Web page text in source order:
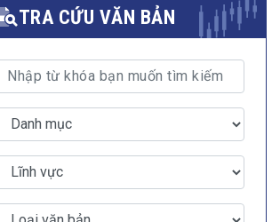
Video
E-magazines
TRA CỨU VĂN BẢN